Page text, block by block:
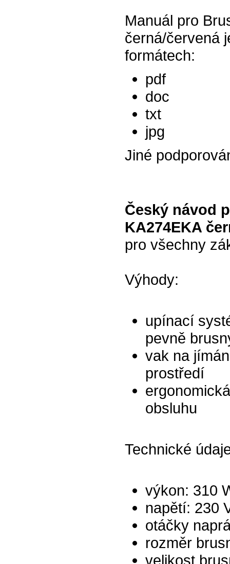
Manuál pro
černá/červená
formátech:
pdf
doc
txt
jpg
Jiné
Český návod
KA274EKA
pro všechny
Výhody:
upínací
pevně
vak na
prostředí
obsluhu
Technické
výkon: 310
napětí: 230
otáčky
rozměr
velikost